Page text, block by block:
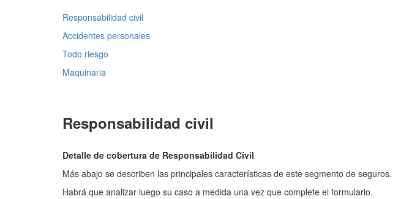
Responsabilidad civil
Accidentes personales
Todo riesgo
Maquinaria
Responsabilidad civil
Detalle de cobertura de Responsabilidad Civil
Más abajo se describen las principales características de este segmento de seguros.
Habrá que analizar luego su caso a medida una vez que complete el formulario.